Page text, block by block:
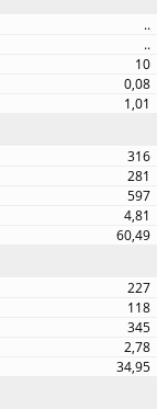
..
..
10
0,08
1,01
316
281
597
4,81
60,49
227
118
345
2,78
34,95